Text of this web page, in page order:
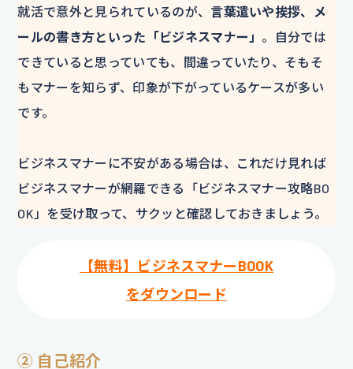
就活で意外と見られているのが、 言葉遣いや挨拶、メ
ールの書き方といった「ビジネスマナー」 。自分では
できていると思っていても、間違っていたり、そもそ
もマナーを知らず、印象が下がっているケースが多い
です。
ビジネスマナーに不安がある場合は、これだけ見れば
ビジネスマナーが網羅できる「ビジネスマナー攻略BO
OK」を受け取って、サクッと確認しておきましょう。
【無料】ビジネスマナーBOOK
をダウンロード
② 自己紹介